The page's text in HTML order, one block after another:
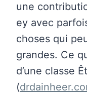
une
ey avec
choses qui
grandes. Ce
d’une classe
(